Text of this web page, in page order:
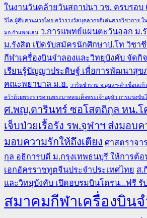
ในงานวันคล้ายวันสถาปนา วช. ครบรอบ
วิไล ผู้สืบสานมวยไทย คว้ารางวัลบุคลากรดีเด่นสายวิชาการ ใ
มก.กำแพงแสน ว.การแพทย์แผนตะวันออก ม.
ม.รังสิต เปิดรับสมัครนักศึกษาป.โท วิชา
กีฬาเครื่องบินจำลองและวิทยุบังคับ จัดกิ
เรียนรู้ปัญญาประดิษฐ์ เพื่อการพัฒนาสุข
คณะพยาบาล ม.อ. วารินชำราบ จ.อุบลฯ-คำเขื่อนแ
คว้าถ้วยพระราชทานพระบาทสมเด็จพระเจ้าอยู่หัว การแข่งขัน
ศ.พญ.ดารินทร์ ซอโสตถิกุล หน.โ
เจ็บป่วยเรื้อรัง รพ.จุฬาฯ ส่งมอบ
มอบความรักให้ถึงเตียง ศาสตราจา
กุล อธิการบดี ม.กรุงเทพธนบุรี ให้การต้
เอกอัครราชทูตจีนประจำประเทศไทย ส.
และวิทยุบังคับ เปิดอบรมบินโดรน...ฟรี รั
สมาคมกีฬาเครื่องบิน